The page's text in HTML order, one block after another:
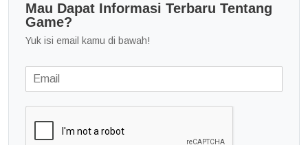
Mau Dapat Informasi Terbaru Tentang
Game?
Yuk isi email kamu di bawah!